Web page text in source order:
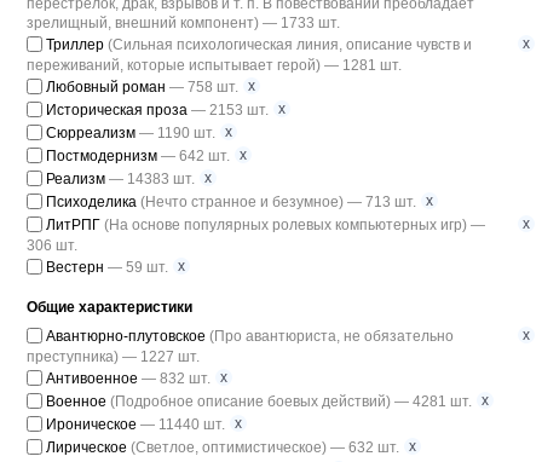
перестрелок, драк, взрывов и т. п. В повествовании преобладает
зрелищный, внешний компонент) — 1733 шт.
Триллер (Сильная психологическая линия, описание чувств и
переживаний, которые испытывает герой) — 1281 шт.
x
Любовный роман — 758 шт. x
Историческая проза — 2153 шт. x
Сюрреализм — 1190 шт. x
Постмодернизм — 642 шт. x
Реализм — 14383 шт. x
Психоделика (Нечто странное и безумное) — 713 шт. x
ЛитРПГ (На основе популярных ролевых компьютерных игр) —
306 шт.
x
Вестерн — 59 шт. x
Общие характеристики
Авантюрно-плутовское (Про авантюриста, не обязательно
преступника) — 1227 шт.
x
Антивоенное — 832 шт. x
Военное (Подробное описание боевых действий) — 4281 шт. x
Ироническое — 11440 шт. x
Лирическое (Светлое, оптимистическое) — 632 шт. x